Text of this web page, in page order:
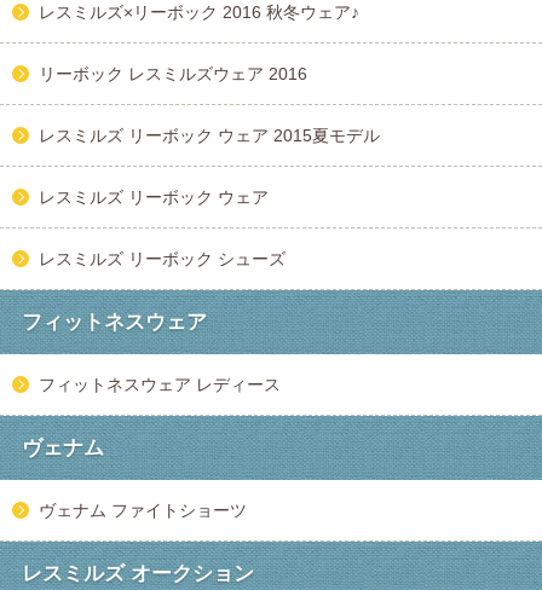
レスミルズ×リーボック 2016 秋冬ウェア♪
リーボック レスミルズウェア 2016
レスミルズ リーボック ウェア 2015夏モデル
レスミルズ リーボック ウェア
レスミルズ リーボック シューズ
フィットネスウェア
フィットネスウェア レディース
ヴェナム
ヴェナム ファイトショーツ
レスミルズ オークション